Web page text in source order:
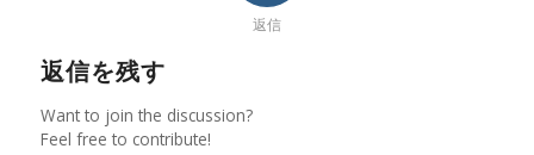
返信
返信を残す
Want to join the discussion?
Feel free to contribute!